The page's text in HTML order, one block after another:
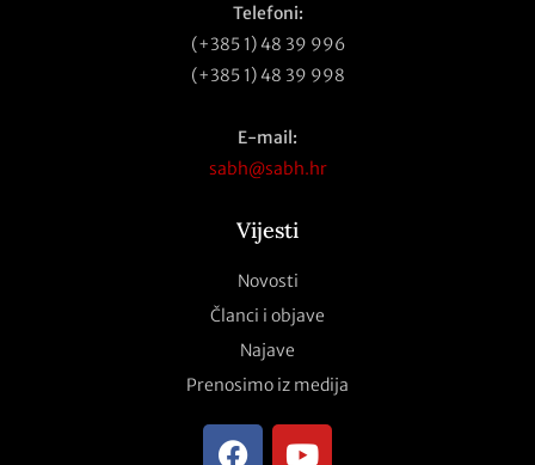
Telefoni:
(+385 1) 48 39 996
(+385 1) 48 39 998
E-mail:
sabh@sabh.hr
Vijesti
Novosti
Članci i objave
Najave
Prenosimo iz medija